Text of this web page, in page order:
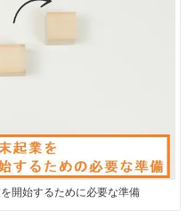
開始するために必要な準備